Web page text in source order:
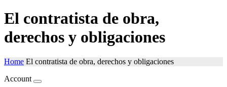
El contratista de obra,
derechos y obligaciones
Home El contratista de obra, derechos y obligaciones
Account